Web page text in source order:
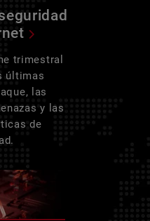
trimestral
últimas
las
y las
de